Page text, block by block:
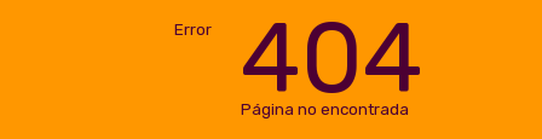
Error 404
Página no encontrada